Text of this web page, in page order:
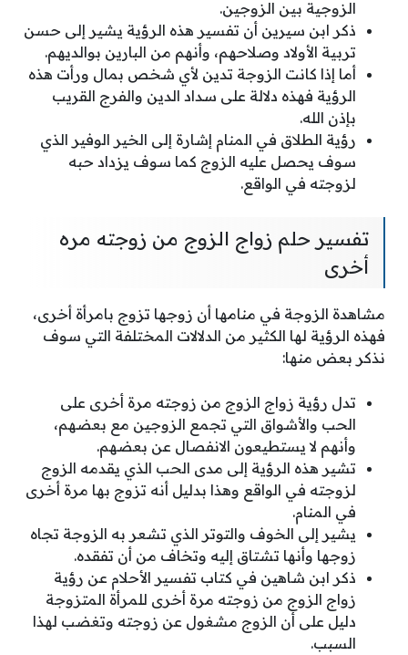
الزوجية بين الزوجين.
ذكر ابن سيرين أن تفسير هذه الرؤية يشير إلى حسن
تربية الأولاد وصلاحهم، وأنهم من البارين بوالديهم.
أما إذا كانت الزوجة تدين لأي شخص بمال ورأت هذه
الرؤية فهذه دلالة على سداد الدين والفرج القريب
بإذن الله.
رؤية الطلاق في المنام إشارة إلى الخير الوفير الذي
سوف يحصل عليه الزوج كما سوف يزداد حبه
لزوجته في الواقع.
تفسير حلم زواج الزوج من زوجته مره
أخرى
مشاهدة الزوجة في منامها أن زوجها تزوج بامرأة أخرى،
فهذه الرؤية لها الكثير من الدلالات المختلفة التي سوف
نذكر بعض منها:
تدل رؤية زواج الزوج من زوجته مرة أخرى على
الحب والأشواق التي تجمع الزوجين مع بعضهم،
وأنهم لا يستطيعون الانفصال عن بعضهم.
تشير هذه الرؤية إلى مدى الحب الذي يقدمه الزوج
لزوجته في الواقع وهذا بدليل أنه تزوج بها مرة أخرى
في المنام.
يشير إلى الخوف والتوتر الذي تشعر به الزوجة تجاه
زوجها وأنها تشتاق إليه وتخاف من أن تفقده.
ذكر ابن شاهين في كتاب تفسير الأحلام عن رؤية
زواج الزوج من زوجته مرة أخرى للمرأة المتزوجة
دليل على أن الزوج مشغول عن زوجته وتغضب لهذا
السبب.